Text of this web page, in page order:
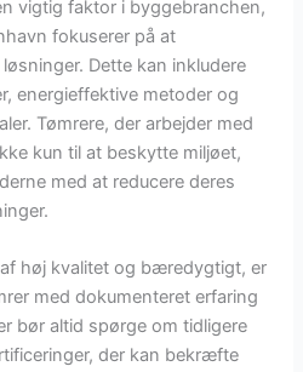
vigtig faktor i byggebranchen,
fokuserer på at
Dette kan inkludere
energieffektive metoder og
Tømrere, der arbejder med
kun til at beskytte miljøet,
med at reducere deres
høj kvalitet og bæredygtigt, er
med dokumenteret erfaring
bør altid spørge om tidligere
der kan bekræfte